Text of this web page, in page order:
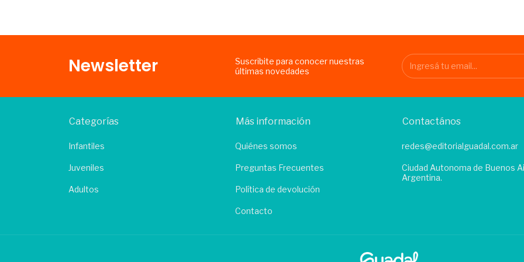
Newsletter
Suscribite para conocer nuestras
últimas novedades
Categorías
Infantiles
Juveniles
Adultos
Más información
Quiénes somos
Preguntas Frecuentes
Política de devolución
Contacto
Contactános
redes@editorialguadal.com.ar
Ciudad Autonoma de Buenos
Argentina.